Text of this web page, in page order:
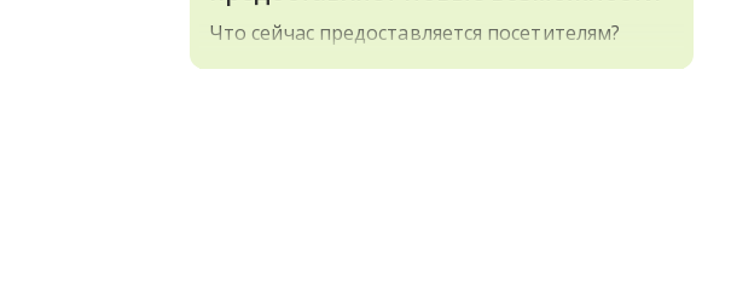
Что сейчас предоставляется посетителям?